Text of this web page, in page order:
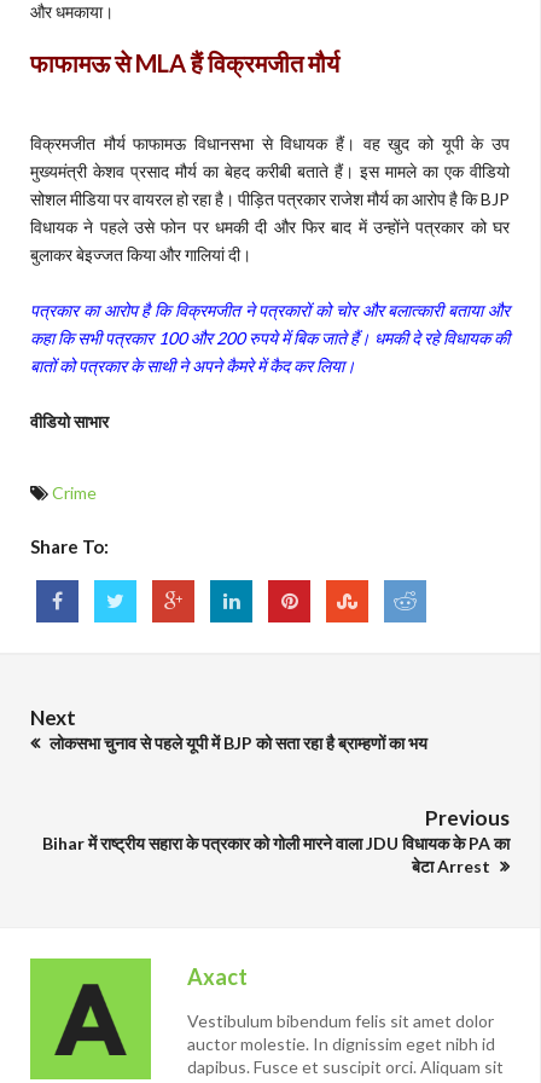
और धमकाया।
फाफामऊ से MLA हैं विक्रमजीत मौर्य
विक्रमजीत मौर्य फाफामऊ विधानसभा से विधायक हैं। वह खुद को यूपी के उप
मुख्यमंत्री केशव प्रसाद मौर्य का बेहद करीबी बताते हैं। इस मामले का एक वीडियो
सोशल मीडिया पर वायरल हो रहा है। पीड़ित पत्रकार राजेश मौर्य का आरोप है कि BJP
विधायक ने पहले उसे फोन पर धमकी दी और फिर बाद में उन्होंने पत्रकार को घर
बुलाकर बेइज्जत किया और गालियां दी।
पत्रकार का आरोप है कि विक्रमजीत ने पत्रकारों को चोर और बलात्कारी बताया और
कहा कि सभी पत्रकार 100 और 200 रुपये में बिक जाते हैं। धमकी दे रहे विधायक की
बातों को पत्रकार के साथी ने अपने कैमरे में कैद कर लिया।
वीडियो साभार
Crime
Share To:
Next
लोकसभा चुनाव से पहले यूपी में BJP को सता रहा है ब्राम्हणों का भय
Previous
Bihar में राष्ट्रीय सहारा के पत्रकार को गोली मारने वाला JDU विधायक के PA का
बेटा Arrest
Axact
Vestibulum bibendum felis sit amet dolor
auctor molestie. In dignissim eget nibh id
dapibus. Fusce et suscipit orci. Aliquam sit